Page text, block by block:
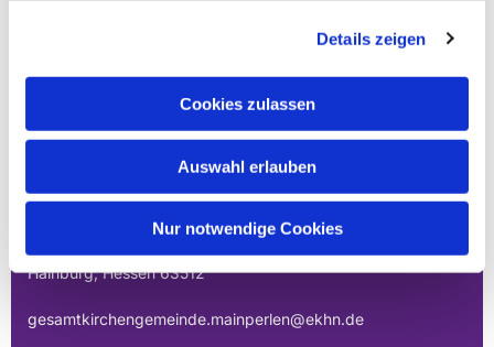
Details zeigen
Cookies zulassen
Auswahl erlauben
Nur notwendige Cookies
EVANGELISCHE
GESAMTKIRCHENGEMEINDE DER
MAINPERLEN
Hainburg, Hessen 63512
gesamtkirchengemeinde.mainperlen@ekhn.de